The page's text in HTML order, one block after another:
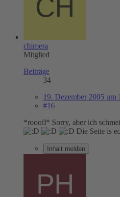
chimera
Mitglied
Beiträge
34
19. Dezember 2005 um
#16
*rooofl* Sorry, aber ich
Die Seite is
Inhalt melden